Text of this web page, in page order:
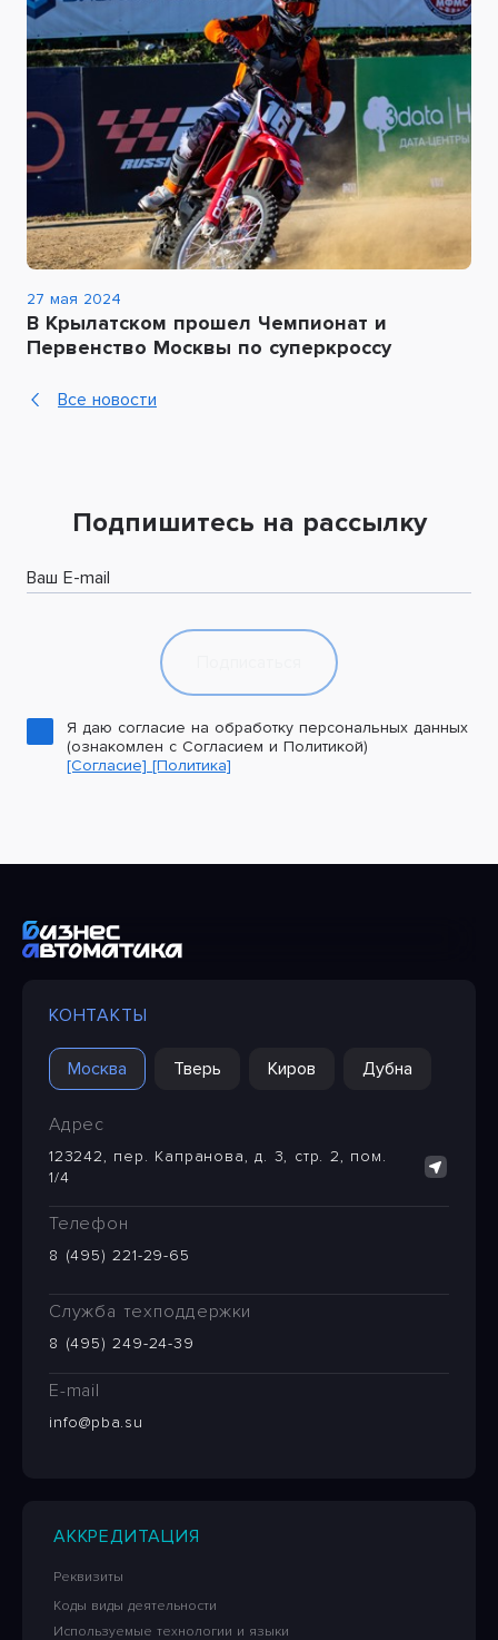
27 мая 2024
В Крылатском прошел Чемпионат и
Первенство Москвы по суперкроссу
Все новости
Подпишитесь на рассылку
Ваш E-mail
Я даю согласие на обработку персональных данных
(ознакомлен с Согласием и Политикой)
[Согласие] [Политика]
КОНТАКТЫ
Москва Тверь Киров Дубна
Адрес
123242, пер. Капранова, д. 3, стр. 2, пом.
1/4
Телефон
8 (495) 221-29-65
Служба техподдержки
8 (495) 249-24-39
E-mail
info@pba.su
АККРЕДИТАЦИЯ
Реквизиты
Коды виды деятельности
Используемые технологии и языки